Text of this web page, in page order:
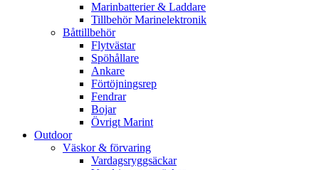
Marinbatterier & Laddare
Tillbehör Marinelektronik
Båttillbehör
Flytvästar
Spöhållare
Ankare
Förtöjningsrep
Fendrar
Bojar
Övrigt Marint
Outdoor
Väskor & förvaring
Vardagsryggsäckar